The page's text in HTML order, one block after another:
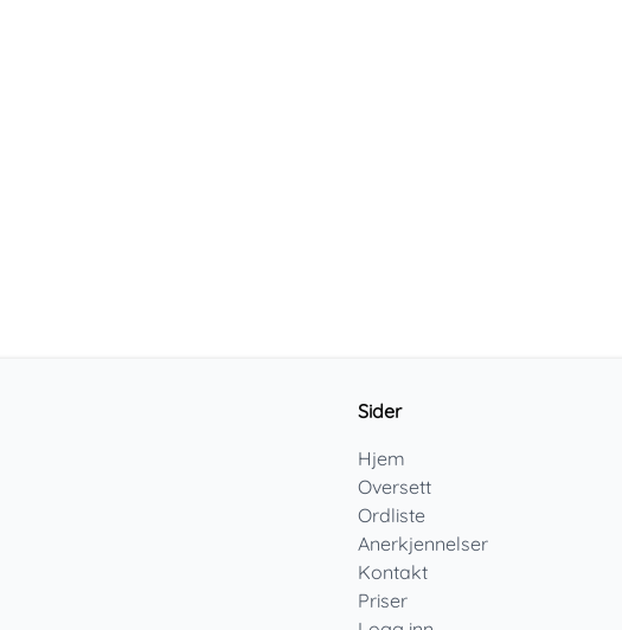
Sider
Hjem
Oversett
Ordliste
Anerkjennelser
Kontakt
Priser